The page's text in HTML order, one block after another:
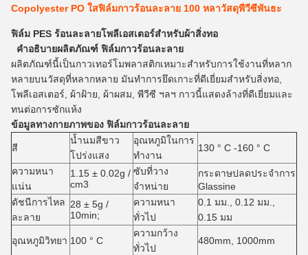
Copolyester PO ใสฟิล์มกาวร้อนละลาย 100 หลาวัสดุพีวีซีพันธะ
ฟิล์ม PES ร้อนละลายโพลีเอสเตอร์สำหรับผ้าสิ่งทอ
คำอธิบายผลิตภัณฑ์ ฟิล์มกาวร้อนละลาย
ผลิตภัณฑ์นี้เป็นกาวเทอร์โมพลาสติกเหมาะสำหรับการใช้งานที่หลาก
หลายบนวัสดุที่หลากหลาย มันทำการยึดเกาะที่ดีเยี่ยมสำหรับสิ่งทอ,
โพลีเอสเตอร์, ผ้าฝ้าย, ผ้าผสม, พีวีซี ฯลฯ กาวนี้แสดงล้างที่ดีเยี่ยมและ
ทนต่อการซักแห้ง
ข้อมูลทางกายภาพของ ฟิล์มกาวร้อนละลาย
สี
น้ำนมสีขาว
โปร่งแสง
อุณหภูมิในการ
ทำงาน
130 ° C -160 ° C
ความหนา
แน่น
1.15 ± 0.02g /
cm3
ซับที่วาง
จำหน่าย
กระดาษปลดประจำการ
Glassine
ดัชนีการไหล
ละลาย
28 ± 5g /
10min;
ความหนา
ทั่วไป
0.1 มม., 0.12 มม.,
0.15 มม
อุณหภูมิวิทยา 100 ° C
ความกว้าง
ทั่วไป
480mm, 1000mm